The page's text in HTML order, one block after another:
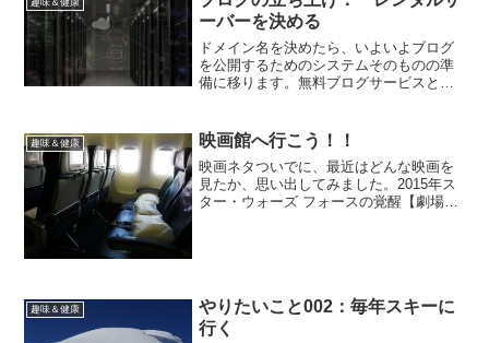
ーバーを決める
ドメイン名を決めたら、いよいよブログ
を公開するためのシステムそのものの準
備に移ります。無料ブログサービスとの
ている方も多いでしょう。かくいう私
も、これまで無料ブログ...
趣味＆健康 映画館へ行こう！！
映画ネタついでに、最近はどんな映画を
見たか、思い出してみました。2015年ス
ター・ウォーズ フォースの覚醒【劇場】
趣味＆健康
やりたいこと002：毎年スキーに
行く